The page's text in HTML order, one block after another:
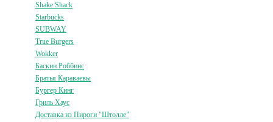
Shake Shack
Starbucks
SUBWAY
True Burgers
Wokker
Баскин Роббинс
Братья Караваевы
Бургер Кинг
Гриль Хаус
Доставка из Пироги "Штолле"